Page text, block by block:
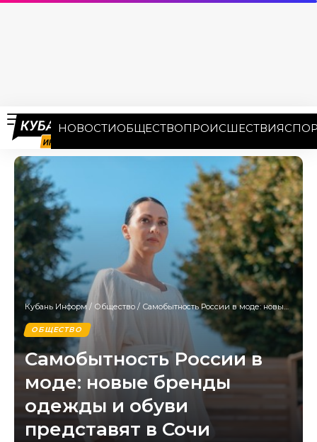
НОВОСТИОБЩЕСТВОПРОИСШЕСТВИЯ
Кубань Информ / Общество / Самобытность России в моде: новые бренды одежды и обуви представят в Сочи
ОБЩЕСТВО
Самобытность России в
моде: новые бренды
одежды и обуви
представят в Сочи